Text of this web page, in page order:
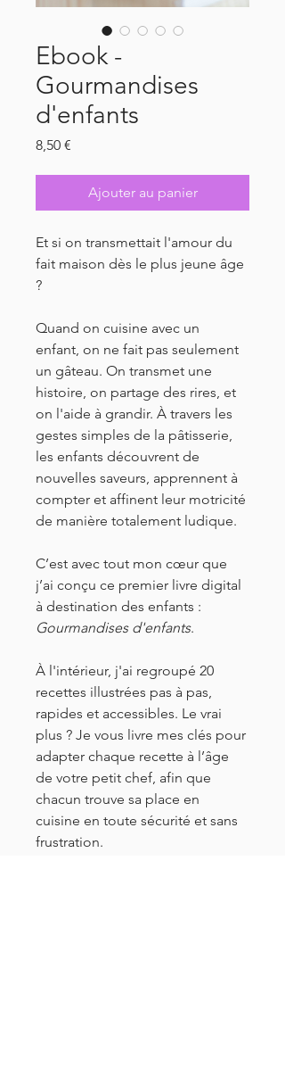
Ebook -
Gourmandises
d'enfants
8,50 €
Ajouter au panier
Et si on transmettait l'amour du
fait maison dès le plus jeune âge
?
Quand on cuisine avec un
enfant, on ne fait pas seulement
un gâteau. On transmet une
histoire, on partage des rires, et
on l'aide à grandir. À travers les
gestes simples de la pâtisserie,
les enfants découvrent de
nouvelles saveurs, apprennent à
compter et affinent leur motricité
de manière totalement ludique.
C’est avec tout mon cœur que
j’ai conçu ce premier livre digital
à destination des enfants :
Gourmandises d'enfants.
À l'intérieur, j'ai regroupé 20
recettes illustrées pas à pas,
rapides et accessibles. Le vrai
plus ? Je vous livre mes clés pour
adapter chaque recette à l’âge
de votre petit chef, afin que
chacun trouve sa place en
cuisine en toute sécurité et sans
frustration.